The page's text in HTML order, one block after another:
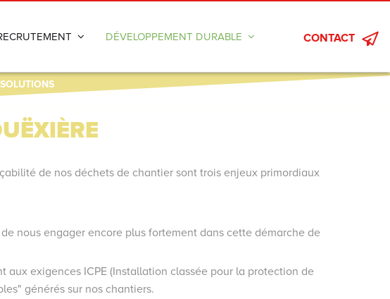
DÉVELOPPEMENT DURABLE
Plateformes de réemploi de matériaux
CONTACT
de nos déchets de chantier sont trois enjeux primordiaux
nous engager encore plus fortement dans cette démarche de
aux exigences ICPE (Installation classée pour la protection de
générés sur nos chantiers.